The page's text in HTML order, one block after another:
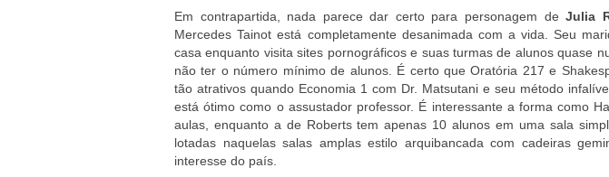
Em contrapartida, nada parece dar certo para personagem deJulia
Mercedes Tainot está completamente desanimada com a vida. Seu
casa enquanto visita sites pornográficos e suas turmas de alunos quase
não ter o número mínimo de alunos. É certo que Oratória 217 e
tão atrativos quando Economia 1 com Dr. Matsutani e seu método
está ótimo como o assustador professor. É interessante a forma como
aulas, enquanto a de Roberts tem apenas 10 alunos em uma sala
lotadas naquelas salas amplas estilo arquibancada com cadeiras
interesse do país.